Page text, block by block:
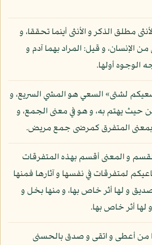
مطلق الذكر و الأنثى أينما تحققا، و
من الإنسان، و قيل: المراد بهما آدم و
الوجوه أولها.
لشتى» السعي هو المشي السريع، و
حيث يهتم به، و هو في معنى الجمع، و
المتفرق كمرضى جمع مريض.
و المعنى أقسم بهذه المتفرقات
لمتفرقات في نفسها و آثارها فمنها
و لها أثر خاص بها، و منها بخل و
لها أثر خاص بها.
من أعطى و اتقى و صدق بالحسنى